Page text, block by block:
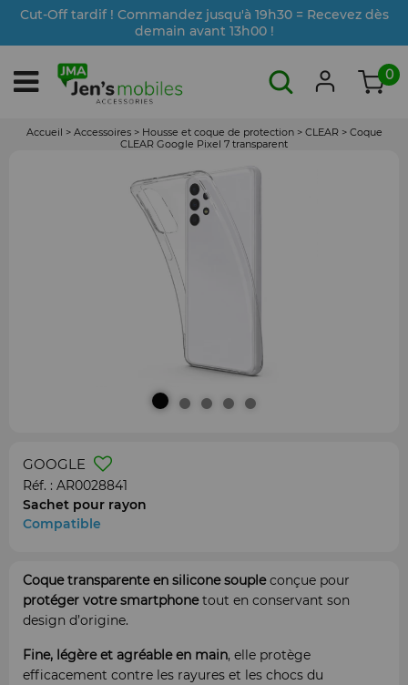
Cut-Off tardif ! Commandez jusqu'à 19h30 = Recevez dès
demain avant 13h00 !
0
Accueil > Accessoires > Housse et coque de protection > CLEAR > Coque
CLEAR Google Pixel 7 transparent
GOOGLE
Réf. : AR0028841
Sachet pour rayon
Compatible
Coque transparente en silicone soupleconçue pour
protéger votre smartphonetout en conservant son
design d’origine.
Fine, légère et agréable en main, elle protège
efficacement contre les rayures et les chocs du